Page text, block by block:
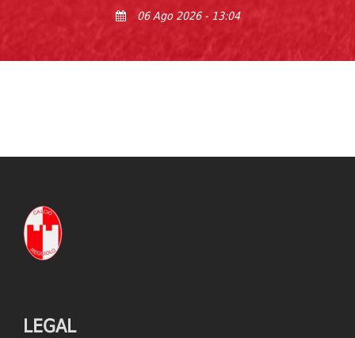
06 Ago 2026 - 13:04
LEGAL